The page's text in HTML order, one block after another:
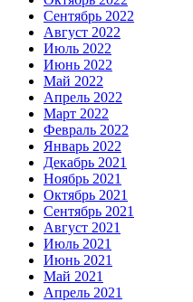
Сентябрь 2022
Август 2022
Июль 2022
Июнь 2022
Май 2022
Апрель 2022
Март 2022
Февраль 2022
Январь 2022
Декабрь 2021
Ноябрь 2021
Октябрь 2021
Сентябрь 2021
Август 2021
Июль 2021
Июнь 2021
Май 2021
Апрель 2021